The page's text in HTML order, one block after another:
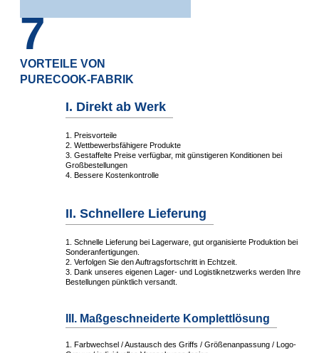
7
VORTEILE VON
PURECOOK-FABRIK
I. Direkt ab Werk
1. Preisvorteile
2. Wettbewerbsfähigere Produkte
3. Gestaffelte Preise verfügbar, mit günstigeren Konditionen bei
Großbestellungen
4. Bessere Kostenkontrolle
II. Schnellere Lieferung
1. Schnelle Lieferung bei Lagerware, gut organisierte Produktion bei
Sonderanfertigungen.
2. Verfolgen Sie den Auftragsfortschritt in Echtzeit.
3. Dank unseres eigenen Lager- und Logistiknetzwerks werden Ihre
Bestellungen pünktlich versandt.
III. Maßgeschneiderte Komplettlösung
1. Farbwechsel / Austausch des Griffs / Größenanpassung / Logo-